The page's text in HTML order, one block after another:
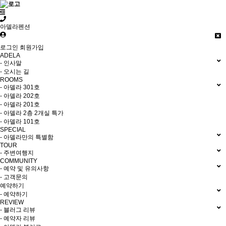
아델라펜션
로그인 회원가입
ADELA
- 인사말
- 오시는 길
ROOMS
- 아델라 301호
- 아델라 202호
- 아델라 201호
- 아델라 2층 2개실 특가
- 아델라 101호
SPECIAL
- 아델라만의 특별함
TOUR
- 주변여행지
COMMUNITY
- 예약 및 유의사항
- 고객문의
예약하기
- 예약하기
REVIEW
- 블러그 리뷰
- 예약자 리뷰